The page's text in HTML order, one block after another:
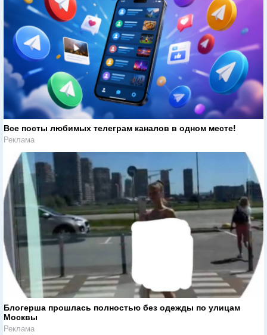
Все посты любимых телеграм каналов в одном месте!
Реклама
Блогерша прошлась полностью без одежды по улицам
Москвы
Реклама